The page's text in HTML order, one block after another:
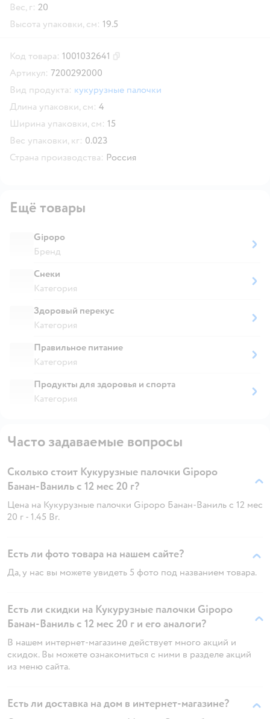
Вес, г: 20
Высота упаковки, см: 19.5
Код товара: 1001032641
Артикул: 7200292000
Вид продукта: кукурузные палочки
Длина упаковки, см: 4
Ширина упаковки, см: 15
Вес упаковки, кг: 0.023
Страна производства: Россия
Ещё товары
Gipopo
Бренд
Снеки
Категория
Здоровый перекус
Категория
Правильное питание
Категория
Продукты для здоровья и спорта
Категория
Часто задаваемые вопросы
Сколько стоит Кукурузные палочки Gipopo
Банан-Ваниль с 12 мес 20 г?
Цена на Кукурузные палочки Gipopo Банан-Ваниль с 12 мес
20 г - 1.45 Br.
Есть ли фото товара на нашем сайте?
Да, у нас вы можете увидеть 5 фото под названием товара.
Есть ли скидки на Кукурузные палочки Gipopo
Банан-Ваниль с 12 мес 20 г и его аналоги?
В нашем интернет-магазине действует много акций и
скидок. Вы можете ознакомиться с ними в разделе акций
из меню сайта.
Есть ли доставка на дом в интернет-магазине?